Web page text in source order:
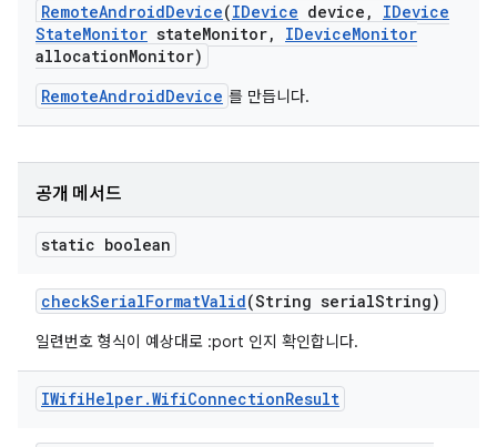
RemoteAndroidDevice(IDevice device ,
IDevice
StateMonitor stateMonitor, IDeviceMonitor
allocationMonitor)
RemoteAndroidDevice 를 만듭니다.
공개 메서드
static boolean
checkSerialFormatValid(String serialString)
일련번호 형식이 예상대로 :port 인지 확인합니다.
IWifiHelper.WifiConnectionResult